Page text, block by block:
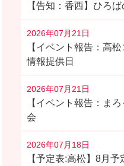
【告知：香西】ひろ
2026年07月21日
【イベント報告：高
情報提供日
2026年07月21日
【イベント報告：ま
会
2026年07月18日
【予定表:高松】8月